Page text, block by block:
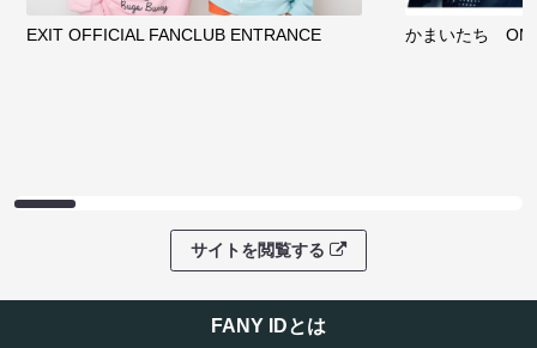
EXIT OFFICIAL FANCLUB ENTRANCE かまいたち
サイトを閲覧する
FANY IDとは